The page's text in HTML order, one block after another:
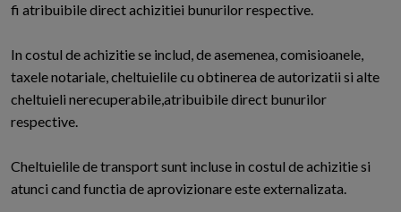
fi atribuibile direct achizitiei bunurilor respective.
In costul de achizitie se includ, de asemenea, comisioanele,
taxele nota­riale, cheltuielile cu obtinerea de autorizatii si alte
cheltuieli nerecuperabile,atribuibile direct bunurilor
respective.
Cheltuielile de transport sunt incluse in costul de achizitie si
atunci cand functia de aprovizionare este externalizata.